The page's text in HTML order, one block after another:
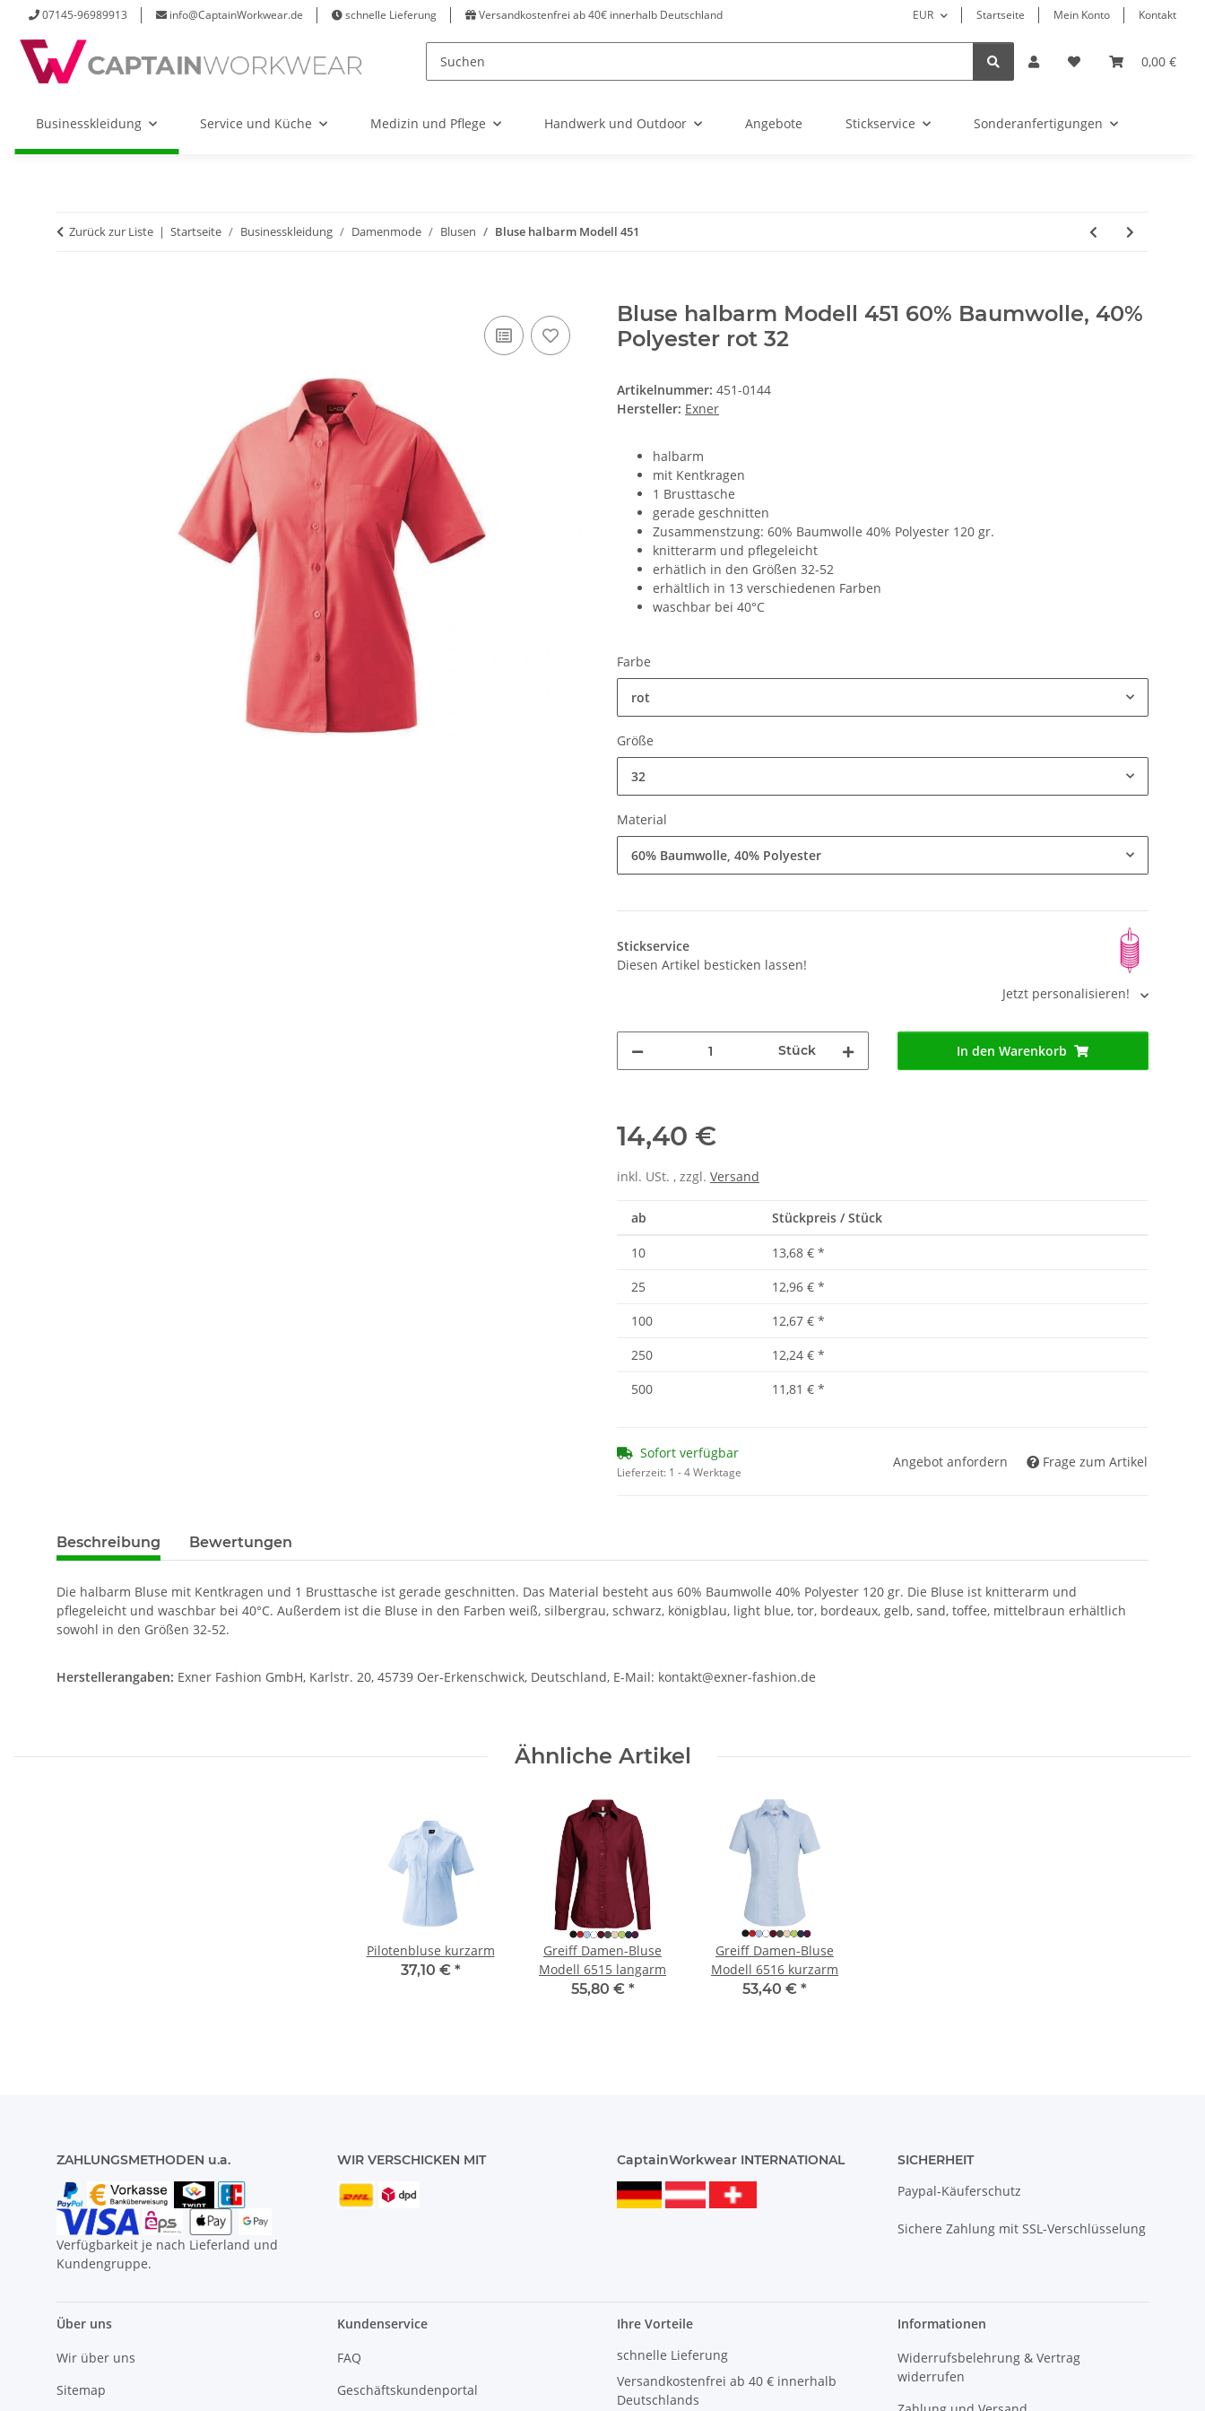
EUR Startseite Mein Konto Kontakt
07145-96989913 info@CaptainWorkwear.de schnelle Lieferung Versandkostenfrei ab 40€ innerhalb Deutschland
0,00 €
Businesskleidung Service und Küche Medizin und Pflege Handwerk und Outdoor Angebote Stickservice Sonderanfertigungen
Zurück zur Liste Startseite Businesskleidung Damenmode Blusen Bluse halbarm Modell 451
Bluse halbarm Modell 451 60% Baumwolle, 40%
Polyester rot 32
Artikelnummer: 451-0144
Hersteller: Exner
halbarm
mit Kentkragen
1 Brusttasche
gerade geschnitten
Zusammenstzung: 60% Baumwolle 40% Polyester 120 gr.
knitterarm und pflegeleicht
erhätlich in den Größen 32-52
erhältlich in 13 verschiedenen Farben
waschbar bei 40°C
Farbe
rot
Größe
32
Material
60% Baumwolle, 40% Polyester
Stickservice
Diesen Artikel besticken lassen!
Jetzt personalisieren!
Stück In den Warenkorb
14,40 €
inkl. USt. , zzgl. Versand
ab Stückpreis / Stück
10 13,68 € *
25
12,96 € *
100
12,67 € *
250
12,24 € *
500
11,81 € *
Sofort verfügbar
Lieferzeit: 1 - 4 Werktage
Angebot anfordern Frage zum Artikel
weitere Registerkarten anzeigen
Beschreibung Bewertungen
Die halbarm Bluse mit Kentkragen und 1 Brusttasche ist gerade geschnitten. Das Material besteht aus 60% Baumwolle 40% Polyester 120 gr. Die Bluse ist knitterarm und
pflegeleicht und waschbar bei 40°C. Außerdem ist die Bluse in den Farben weiß, silbergrau, schwarz, königblau, light blue, tor, bordeaux, gelb, sand, toffee, mittelbraun erhältlich
sowohl in den Größen 32-52.
Herstellerangaben: Exner Fashion GmbH, Karlstr. 20, 45739 Oer-Erkenschwick, Deutschland, E-Mail: kontakt@exner-fashion.de
Ähnliche Artikel
Pilotenbluse kurzarm
37,10 € *
Greiff Damen-Bluse
Modell 6515 langarm
55,80 € *
Greiff Damen-Bluse
Modell 6516 kurzarm
53,40 € *
ZAHLUNGSMETHODEN u.a.
Verfügbarkeit je nach Lieferland und
Kundengruppe.
WIR VERSCHICKEN MIT CaptainWorkwear INTERNATIONAL SICHERHEIT
Paypal-Käuferschutz
Sichere Zahlung mit SSL-Verschlüsselung
Über uns
Wir über uns
Sitemap
Kundenservice
FAQ
Geschäftskundenportal
Ihre Vorteile
schnelle Lieferung
Versandkostenfrei ab 40 € innerhalb
Deutschlands
Informationen
Widerrufsbelehrung & Vertrag
widerrufen